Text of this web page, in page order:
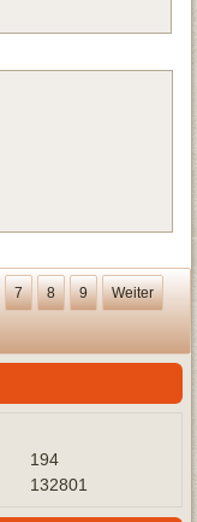
7 8 9 Weiter
194
132801